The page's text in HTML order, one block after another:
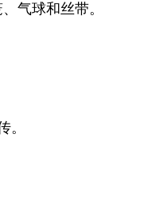
气球和丝带。
。